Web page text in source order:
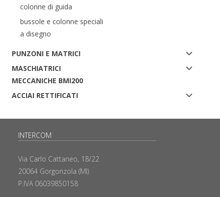
colonne di guida
bussole e colonne speciali
a disegno
PUNZONI E MATRICI
MASCHIATRICI
MECCANICHE BMI200
ACCIAI RETTIFICATI
INTERCOM
Via Carlo Cattaneo, 18/22
20064 Gorgonzola (MI)
P.IVA 06039850158